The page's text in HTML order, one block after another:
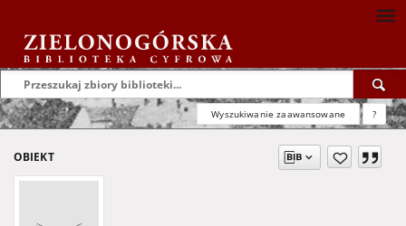
Wyszukiwanie zaawansowane ?
OBIEKT